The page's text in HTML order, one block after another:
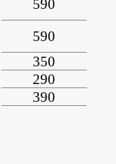
590
590
350
290
390